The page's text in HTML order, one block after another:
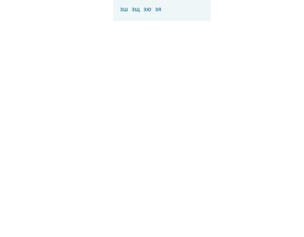
зш зщ зю зя